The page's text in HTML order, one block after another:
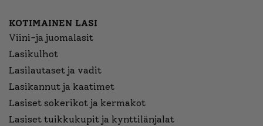
KOTIMAINEN LASI
Viini-ja juomalasit
Lasikulhot
Lasilautaset ja vadit
Lasikannut ja kaatimet
Lasiset sokerikot ja kermakot
Lasiset tuikkukupit ja kynttilänjalat